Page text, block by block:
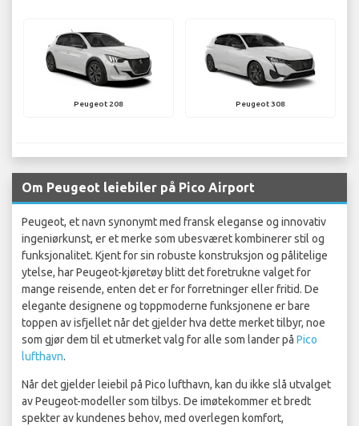
Peugeot 208 Peugeot 308
Om Peugeot leiebiler på Pico Airport
Peugeot, et navn synonymt med fransk eleganse og innovativ
ingeniørkunst, er et merke som ubesværet kombinerer stil og
funksjonalitet. Kjent for sin robuste konstruksjon og pålitelige
ytelse, har Peugeot-kjøretøy blitt det foretrukne valget for
mange reisende, enten det er for forretninger eller fritid. De
elegante designene og toppmoderne funksjonene er bare
toppen av isfjellet når det gjelder hva dette merket tilbyr, noe
som gjør dem til et utmerket valg for alle som lander på Pico
lufthavn.
Når det gjelder leiebil på Pico lufthavn, kan du ikke slå utvalget
av Peugeot-modeller som tilbys. De imøtekommer et bredt
spekter av kundenes behov, med overlegen komfort,